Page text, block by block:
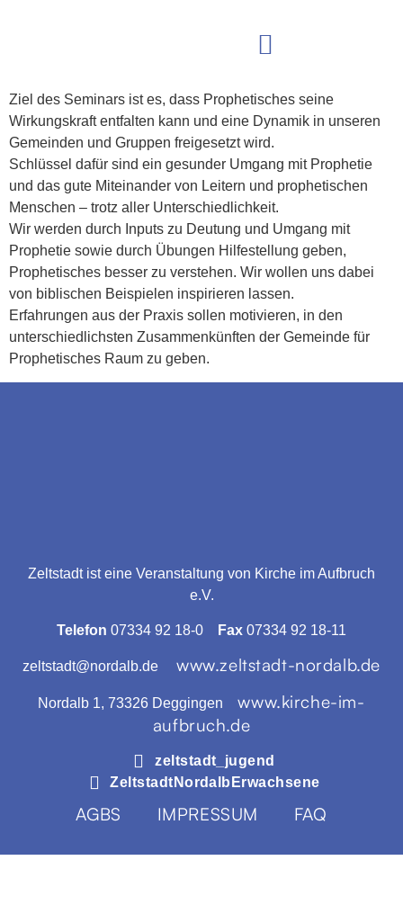
Ziel des Seminars ist es, dass Prophetisches seine
Wirkungskraft entfalten kann und eine Dynamik in unseren
Gemeinden und Gruppen freigesetzt wird.
Schlüssel dafür sind ein gesunder Umgang mit Prophetie
und das gute Miteinander von Leitern und prophetischen
Menschen – trotz aller Unterschiedlichkeit.
Wir werden durch Inputs zu Deutung und Umgang mit
Prophetie sowie durch Übungen Hilfestellung geben,
Prophetisches besser zu verstehen. Wir wollen uns dabei
von biblischen Beispielen inspirieren lassen.
Erfahrungen aus der Praxis sollen motivieren, in den
unterschiedlichsten Zusammenkünften der Gemeinde für
Prophetisches Raum zu geben.
Zeltstadt ist eine Veranstaltung von Kirche im Aufbruch
e.V.
Telefon 07334 92 18-0 Fax 07334 92 18-11
zeltstadt@nordalb.dewww.zeltstadt-nordalb.de
Nordalb 1, 73326 Deggingenwww.kirche-im-
aufbruch.de
zeltstadt_jugend
ZeltstadtNordalbErwachsene
AGBS IMPRESSUM FAQ